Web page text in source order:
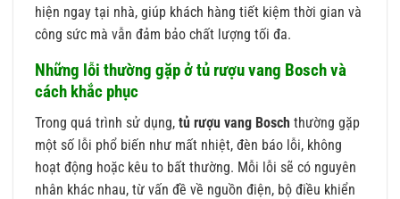
hiện ngay tại nhà, giúp khách hàng tiết kiệm thời gian và
công sức mà vẫn đảm bảo chất lượng tối đa.
Những lỗi thường gặp ở tủ rượu vang Bosch và
cách khắc phục
Trong quá trình sử dụng, tủ rượu vang Bosch thường gặp
một số lỗi phổ biến như mất nhiệt, đèn báo lỗi, không
hoạt động hoặc kêu to bất thường. Mỗi lỗi sẽ có nguyên
nhân khác nhau, từ vấn đề về nguồn điện, bộ điều khiển